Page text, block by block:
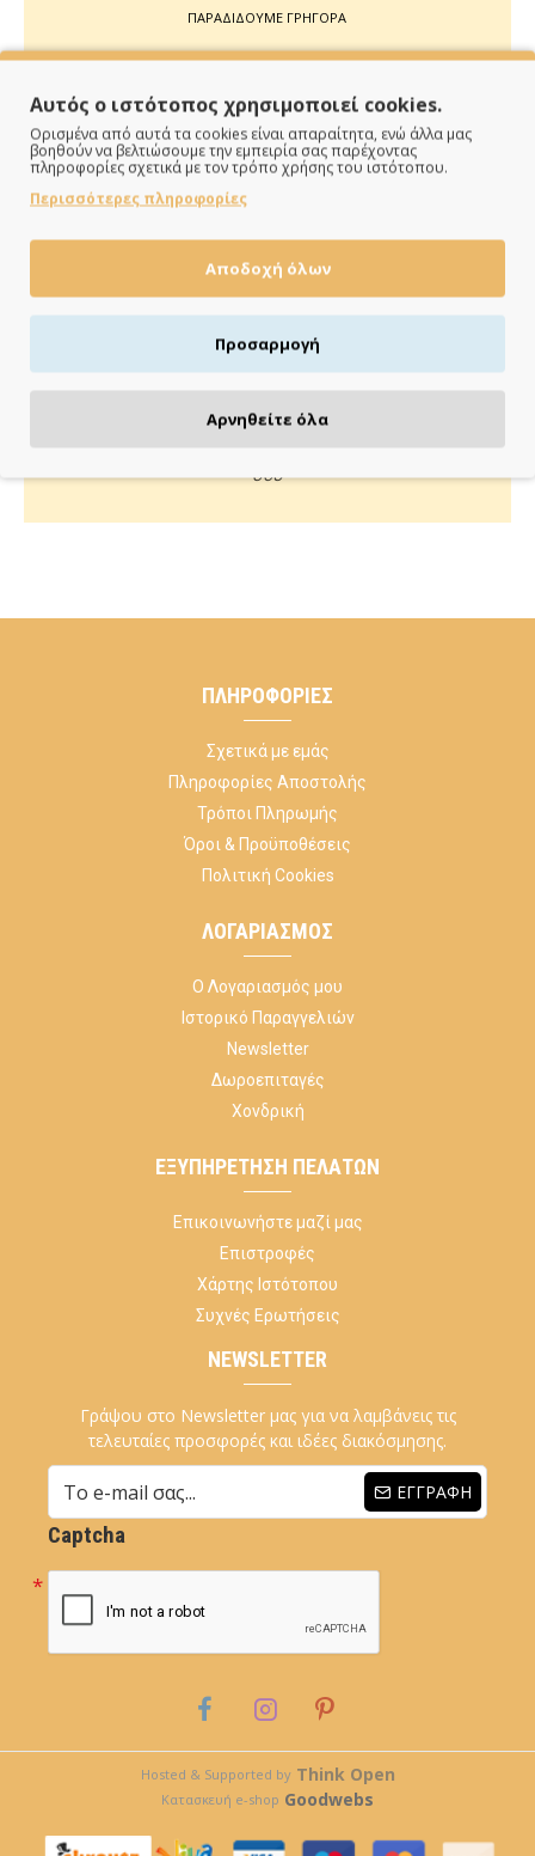
ΠΑΡΑΔΙΔΟΥΜΕ ΓΡΗΓΟΡΑ
ημέρες
Πιστωτική/χρεωστική κάρτα, αντικαταβολή ή κατάθεση
Κάλεσέ μας ή στείλε μας email για οποιαδήποτε απορία
σου
ΠΛΗΡΟΦΟΡΊΕΣ
Σχετικά με εμάς
Πληροφορίες Αποστολής
Τρόποι Πληρωμής
Όροι & Προϋποθέσεις
Πολιτική Cookies
ΛΟΓΑΡΙΑΣΜΌΣ
Ο Λογαριασμός μου
Ιστορικό Παραγγελιών
Newsletter
Δωροεπιταγές
Χονδρική
ΕΞΥΠΗΡΈΤΗΣΗ ΠΕΛΑΤΏΝ
Επικοινωνήστε μαζί μας
Επιστροφές
Χάρτης Ιστότοπου
Συχνές Ερωτήσεις
NEWSLETTER
Γράψου στο Newsletter μας για να λαμβάνεις τις
τελευταίες προσφορές και ιδέες διακόσμησης.
ΕΓΓΡΑΦΉ
Captcha
Hosted & Supported by Think Open
Κατασκευή e-shop Goodwebs
Αυτός ο ιστότοπος χρησιμοποιεί cookies.
Ορισμένα από αυτά τα cookies είναι απαραίτητα, ενώ άλλα μας
βοηθούν να βελτιώσουμε την εμπειρία σας παρέχοντας
πληροφορίες σχετικά με τον τρόπο χρήσης του ιστότοπου.
Περισσότερες πληροφορίες
Αποδοχή όλων
Προσαρμογή
Αρνηθείτε όλα